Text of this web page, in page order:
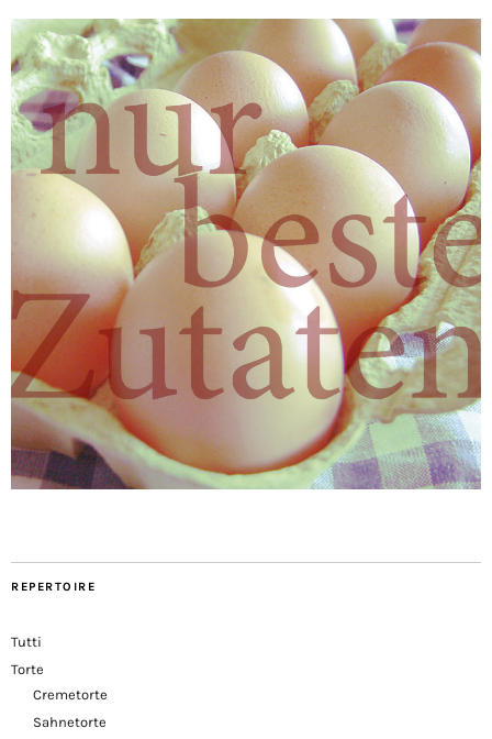
REPERTOIRE
Tutti
Torte
Cremetorte
Sahnetorte